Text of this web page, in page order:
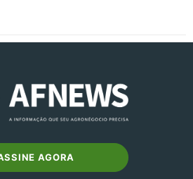
AGORA